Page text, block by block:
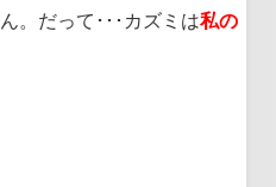
。だって･･･カズミは私の